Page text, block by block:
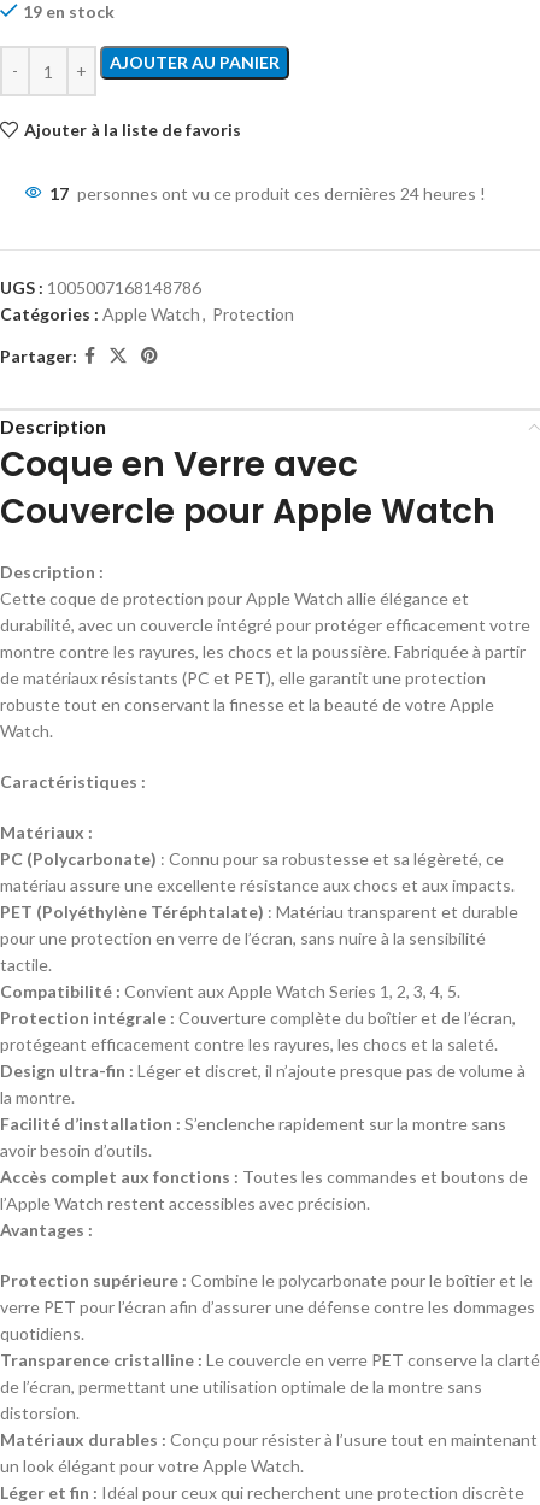
19 en stock
AJOUTER AU PANIER
Ajouter à la liste de favoris
17 personnes ont vu ce produit ces dernières 24 heures !
UGS : 1005007168148786
Catégories : Apple Watch, Protection
Partager:
Description
Coque en Verre avec
Couvercle pour Apple Watch
Description :
Cette coque de protection pour Apple Watch allie élégance et
durabilité, avec un couvercle intégré pour protéger efficacement votre
montre contre les rayures, les chocs et la poussière. Fabriquée à partir
de matériaux résistants (PC et PET), elle garantit une protection
robuste tout en conservant la finesse et la beauté de votre Apple
Watch.
Caractéristiques :
Matériaux :
PC (Polycarbonate) : Connu pour sa robustesse et sa légèreté, ce
matériau assure une excellente résistance aux chocs et aux impacts.
PET (Polyéthylène Téréphtalate) : Matériau transparent et durable
pour une protection en verre de l’écran, sans nuire à la sensibilité
tactile.
Compatibilité : Convient aux Apple Watch Series 1, 2, 3, 4, 5.
Protection intégrale : Couverture complète du boîtier et de l’écran,
protégeant efficacement contre les rayures, les chocs et la saleté.
Design ultra-fin : Léger et discret, il n’ajoute presque pas de volume à
la montre.
Facilité d’installation : S’enclenche rapidement sur la montre sans
avoir besoin d’outils.
Accès complet aux fonctions : Toutes les commandes et boutons de
l’Apple Watch restent accessibles avec précision.
Avantages :
Protection supérieure : Combine le polycarbonate pour le boîtier et le
verre PET pour l’écran afin d’assurer une défense contre les dommages
quotidiens.
Transparence cristalline : Le couvercle en verre PET conserve la clarté
de l’écran, permettant une utilisation optimale de la montre sans
distorsion.
Matériaux durables : Conçu pour résister à l’usure tout en maintenant
un look élégant pour votre Apple Watch.
Léger et fin : Idéal pour ceux qui recherchent une protection discrète